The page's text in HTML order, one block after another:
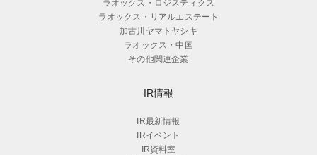
ラオックス・ロジスティクス
ラオックス・リアルエステート
加古川ヤマトヤシキ
ラオックス・中国
その他関連企業
IR情報
IR最新情報
IRイベント
IR資料室